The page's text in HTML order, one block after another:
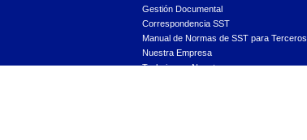
Gestión Documental
Correspondencia SST
Manual de Normas de SST para Terceros
Nuestra Empresa
Trabaja con Nosotros